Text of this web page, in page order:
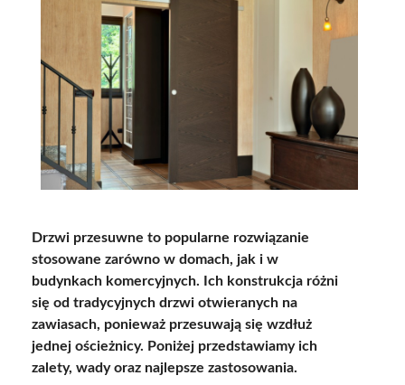
Drzwi przesuwne to popularne rozwiązanie
stosowane zarówno w domach, jak i w
budynkach komercyjnych. Ich konstrukcja różni
się od tradycyjnych drzwi otwieranych na
zawiasach, ponieważ przesuwają się wzdłuż
jednej ościeżnicy. Poniżej przedstawiamy ich
zalety, wady oraz najlepsze zastosowania.